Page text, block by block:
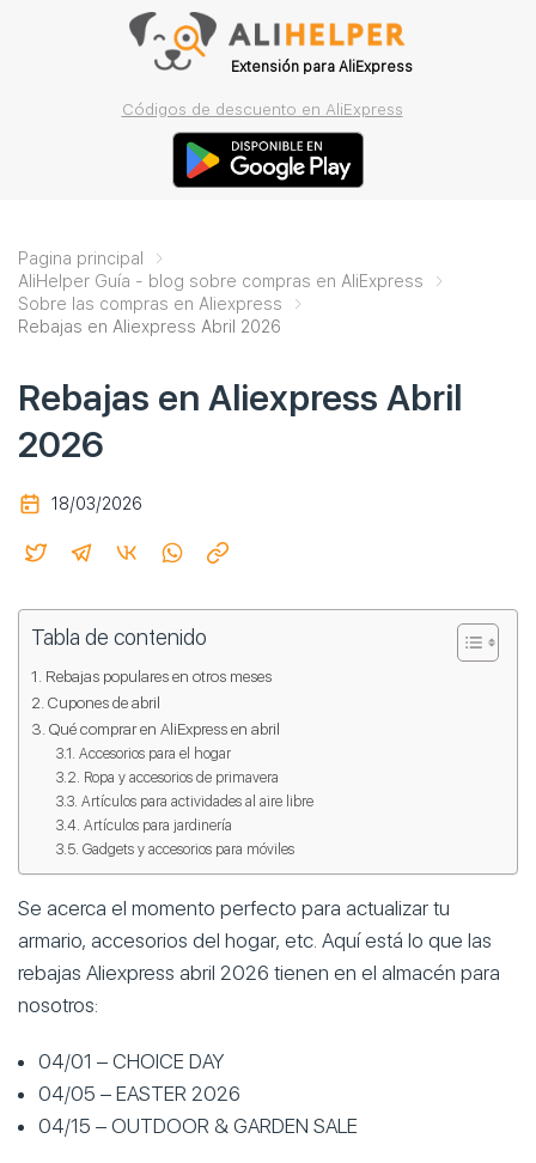
Extensión para AliExpress
Códigos de descuento en AliExpress
Pagina principal
AliHelper Guía - blog sobre compras en AliExpress
Sobre las compras en Aliexpress
Rebajas en Aliexpress Abril 2026
Rebajas en Aliexpress Abril
2026
18/03/2026
Tabla de contenido
Rebajas populares en otros meses
Cupones de abril
Qué comprar en AliExpress en abril
Accesorios para el hogar
Ropa y accesorios de primavera
Artículos para actividades al aire libre
Artículos para jardinería
Gadgets y accesorios para móviles
Se acerca el momento perfecto para actualizar tu
armario, accesorios del hogar, etc. Aquí está lo que las
rebajas Aliexpress abril 2026 tienen en el almacén para
nosotros:
04/01 – CHOICE DAY
04/05 – EASTER 2026
04/15 – OUTDOOR & GARDEN SALE